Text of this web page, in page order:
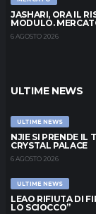
JASHARI, ORA IL
MODULO.
6 AGOSTO 2026
ULTIME NEWS
ULTIME NEWS
NJIE SI PRENDE IL
CRYSTAL PALACE
6 AGOSTO 2026
ULTIME NEWS
LEAO RIFIUTA DI
LO SCIOCCO”